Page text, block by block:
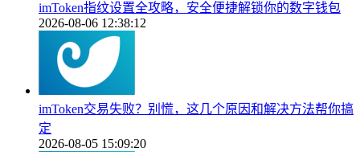
imToken指纹设置全攻略，安全便捷解锁你的数字钱包
2026-08-06 12:38:12
imToken交易失败？别慌，这几个原因和解决方法帮你搞
定
2026-08-05 15:09:20